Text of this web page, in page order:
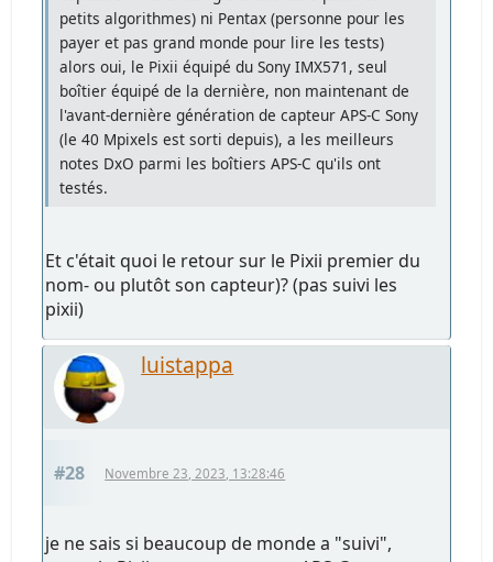
petits algorithmes) ni Pentax (personne pour les
payer et pas grand monde pour lire les tests)
alors oui, le Pixii équipé du Sony IMX571, seul
boîtier équipé de la dernière, non maintenant de
l'avant-dernière génération de capteur APS-C Sony
(le 40 Mpixels est sorti depuis), a les meilleurs
notes DxO parmi les boîtiers APS-C qu'ils ont
testés.
Et c'était quoi le retour sur le Pixii premier du
nom- ou plutôt son capteur)? (pas suivi les
pixii)
luistappa
#28 Novembre 23, 2023, 13:28:46
je ne sais si beaucoup de monde a "suivi",